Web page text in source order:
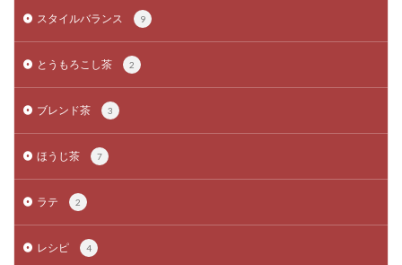
スタイルバランス 9
とうもろこし茶 2
ブレンド茶 3
ほうじ茶 7
ラテ 2
レシピ 4